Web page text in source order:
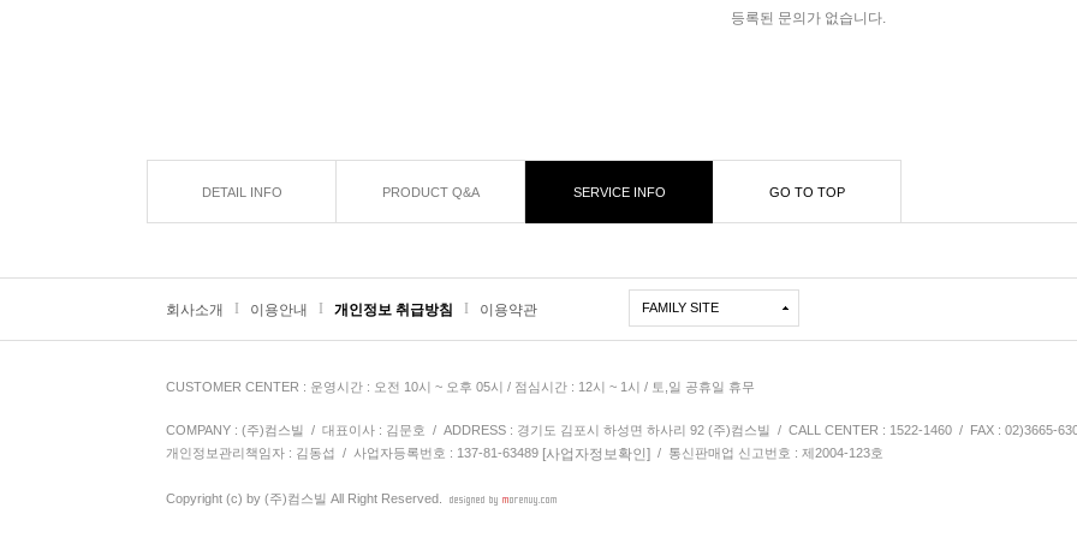
등록된 문의가 없습니다.
DETAIL INFO PRODUCT Q&A SERVICE INFO GO TO TOP
회사소개 이용안내 개인정보 취급방침 이용약관 FAMILY SITE
CUSTOMER CENTER : 운영시간 : 오전 10시 ~ 오후 05시 / 점심시간 : 12시 ~ 1시 / 토,일 공휴일 휴무
COMPANY : (주)컴스빌 / 대표이사 : 김문호 / ADDRESS : 경기도 김포시 하성면 하사리 92 (주)컴스빌 / CALL CENTER : 1522-1460 / FAX : 02)3665-
개인정보관리책임자 : 김동섭
/ 사업자등록번호 : 137-81-63489 [사업자정보확인] / 통신판매업 신고번호 : 제2004-123호
Copyright (c) by (주)컴스빌 All Right Reserved.